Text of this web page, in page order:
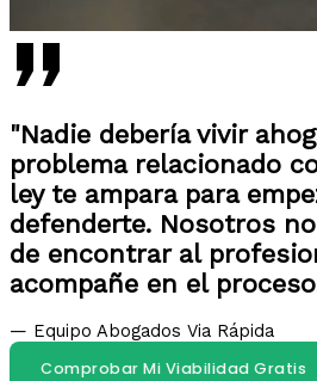
"Nadie debería vivir
problema relacionado
ley te ampara para
defenderte. Nosotros
de encontrar al
acompañe en el
— Equipo Abogados Via Rápida
Comprobar Mi Viabilidad Gratis